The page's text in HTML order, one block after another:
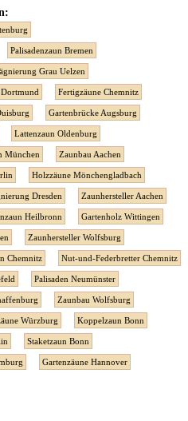
Palisadenzaun Bremen
Grau Uelzen
Fertigzäune Chemnitz
Gartenbrücke Augsburg
Lattenzaun Oldenburg
München Zaunbau Aachen
Holzzäune Mönchengladbach
Dresden Zaunhersteller Aachen
Heilbronn Gartenholz Wittingen
Zaunhersteller Wolfsburg
Chemnitz Nut-und-Federbretter Chemnitz
Palisaden Neumünster
Zaunbau Wolfsburg
Würzburg Koppelzaun Bonn
Staketzaun Bonn
Gartenzäune Hannover